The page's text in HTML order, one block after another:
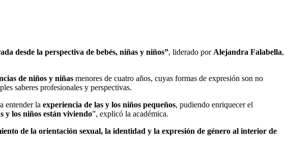
desde la perspectiva de bebés, niñas y niños”, liderado por Alejandra Falabella,
de niños y niñas menores de cuatro años, cuyas formas de expresión son no
saberes profesionales y perspectivas.
entender la experiencia de las y los niños pequeños, pudiendo enriquecer el
y los niños están viviendo”, explicó la académica.
de la orientación sexual, la identidad y la expresión de género al interior de